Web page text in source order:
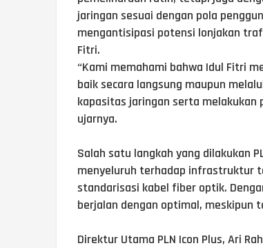
jaringan sesuai dengan pola
mengantisipasi potensi lonjakan
Fitri.
“Kami memahami bahwa Idul Fitri
baik secara langsung maupun
kapasitas jaringan serta melakukan
ujarnya.
Salah satu langkah yang dilakukan
menyeluruh terhadap infrastruktur
standarisasi kabel fiber optik.
berjalan dengan optimal, meskipun
Direktur Utama PLN Icon Plus, Ari